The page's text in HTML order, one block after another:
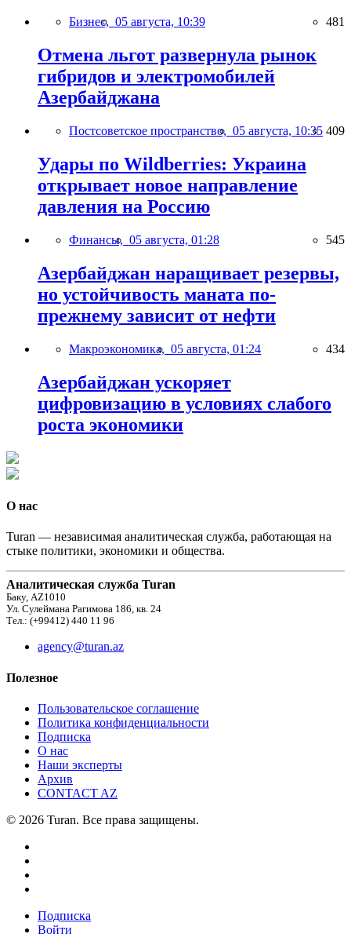
Бизнес, 05 августа, 10:39 481
Отмена льгот развернула рынок
гибридов и электромобилей
Азербайджана
Постсоветское пространство, 05 августа, 10:35 409
Удары по Wildberries: Украина
открывает новое направление
давления на Россию
Финансы, 05 августа, 01:28 545
Азербайджан наращивает резервы,
но устойчивость маната по-
прежнему зависит от нефти
Макроэкономика, 05 августа, 01:24 434
Азербайджан ускоряет
цифровизацию в условиях слабого
роста экономики
О нас
Turan — независимая аналитическая служба, работающая на
стыке политики, экономики и общества.
Аналитическая служба Turan
Баку, AZ1010
Ул. Сулеймана Рагимова 186, кв. 24
Тел.: (+99412) 440 11 96
agency@turan.az
Полезное
Пользовательское соглашение
Политика конфиденциальности
Подписка
О нас
Наши эксперты
Архив
CONTACT AZ
© 2026 Turan. Все права защищены.
Подписка
Войти